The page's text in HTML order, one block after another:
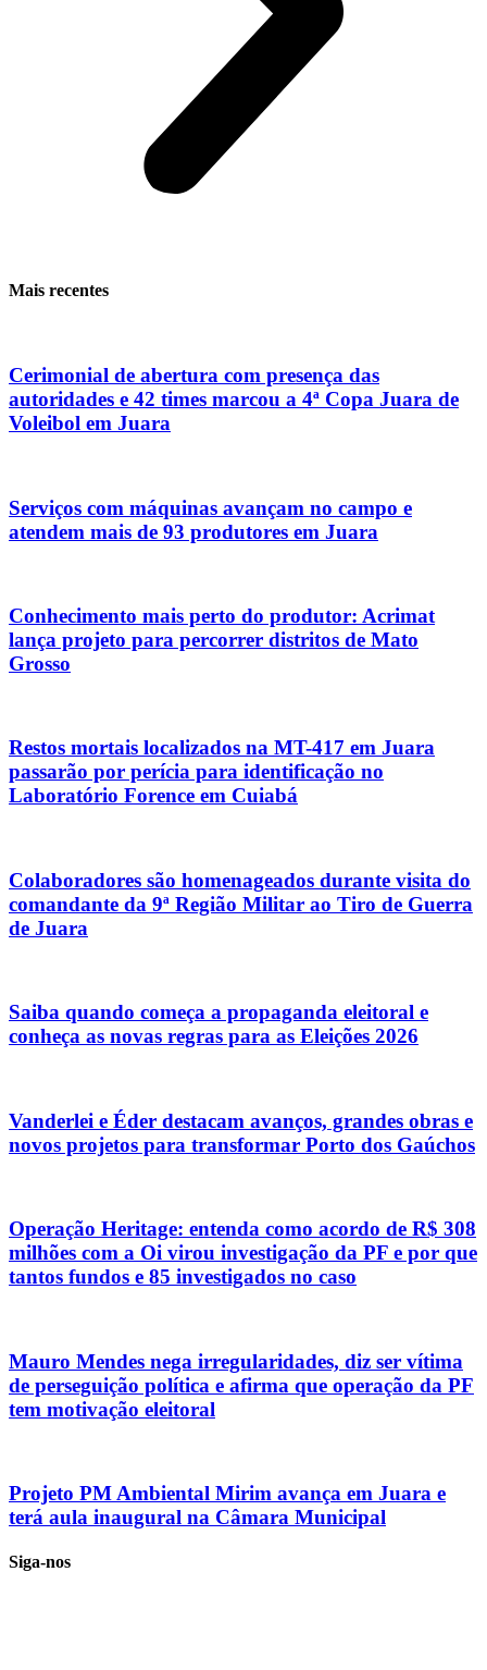
Mais recentes
Cerimonial de abertura com presença das
autoridades e 42 times marcou a 4ª Copa Juara de
Voleibol em Juara
Serviços com máquinas avançam no campo e
atendem mais de 93 produtores em Juara
Conhecimento mais perto do produtor: Acrimat
lança projeto para percorrer distritos de Mato
Grosso
Restos mortais localizados na MT-417 em Juara
passarão por perícia para identificação no
Laboratório Forence em Cuiabá
Colaboradores são homenageados durante visita do
comandante da 9ª Região Militar ao Tiro de Guerra
de Juara
Saiba quando começa a propaganda eleitoral e
conheça as novas regras para as Eleições 2026
Vanderlei e Éder destacam avanços, grandes obras e
novos projetos para transformar Porto dos Gaúchos
Operação Heritage: entenda como acordo de R$ 308
milhões com a Oi virou investigação da PF e por que
tantos fundos e 85 investigados no caso
Mauro Mendes nega irregularidades, diz ser vítima
de perseguição política e afirma que operação da PF
tem motivação eleitoral
Projeto PM Ambiental Mirim avança em Juara e
terá aula inaugural na Câmara Municipal
Siga-nos